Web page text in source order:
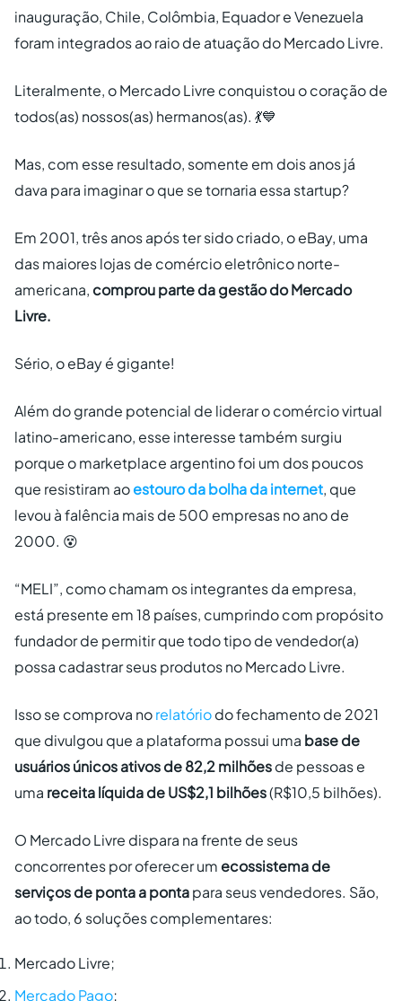
inauguração, Chile, Colômbia, Equador e Venezuela
foram integrados ao raio de atuação do Mercado Livre.
Literalmente, o Mercado Livre conquistou o coração de
todos(as) nossos(as) hermanos(as). 💃💙
Mas, com esse resultado, somente em dois anos já
dava para imaginar o que se tornaria essa startup?
Em 2001, três anos após ter sido criado, o eBay, uma
das maiores lojas de comércio eletrônico norte-
americana, comprou parte da gestão do Mercado
Livre.
Sério, o eBay é gigante!
Além do grande potencial de liderar o comércio virtual
latino-americano, esse interesse também surgiu
porque o marketplace argentino foi um dos poucos
que resistiram aoestouro da bolha da internet, que
levou à falência mais de 500 empresas no ano de
2000. 😵‍
“MELI”, como chamam os integrantes da empresa,
está presente em 18 países, cumprindo com propósito
fundador de permitir que todo tipo de vendedor(a)
possa cadastrar seus produtos no Mercado Livre.
Isso se comprova norelatóriodo fechamento de 2021
que divulgou que a plataforma possui uma base de
usuários únicos ativos de 82,2 milhõesde pessoase
uma receita líquida de US$2,1 bilhões(R$10,5 bilhões).
O Mercado Livre dispara na frente de seus
concorrentes por oferecer um ecossistema de
serviços de ponta a pontapara seus vendedores. São,
ao todo, 6 soluções complementares:
Mercado Livre;
Mercado Pago;